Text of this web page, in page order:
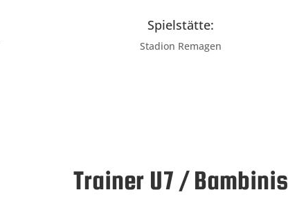
Spielstätte:
Stadion Remagen
Trainer U7 / Bambinis